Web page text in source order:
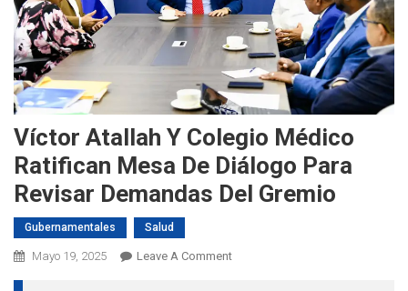
Víctor Atallah Y Colegio Médico
Ratifican Mesa De Diálogo Para
Revisar Demandas Del Gremio
Gubernamentales Salud
Mayo 19, 2025 Leave A CommentOn